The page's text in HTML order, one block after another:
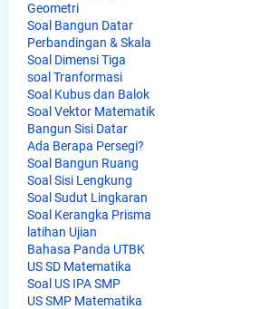
Geometri
Soal Bangun Datar
Perbandingan & Skala
Soal Dimensi Tiga
soal Tranformasi
Soal Kubus dan Balok
Soal Vektor Matematik
Bangun Sisi Datar
Ada Berapa Persegi?
Soal Bangun Ruang
Soal Sisi Lengkung
Soal Sudut Lingkaran
Soal Kerangka Prisma
latihan Ujian
Bahasa Panda UTBK
US SD Matematika
Soal US IPA SMP
US SMP Matematika